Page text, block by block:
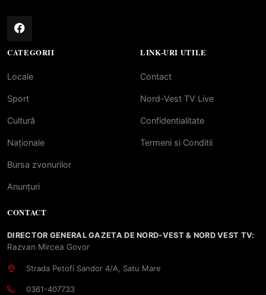
CATEGORII
Locale
Sport
Cultură
Naționale
Bursa zvonurilor
Anunțuri
LINK-URI UTILE
Contact
Nord-Vest TV Live
Confidentialitate
Termeni si Conditii
CONTACT
DIRECTOR GENERAL GAZETA DE NORD-VEST & NORD VEST TV:
Razvan Mircea Govor
Strada Petofi Sandor 4/A, Satu Mare
0361-407733